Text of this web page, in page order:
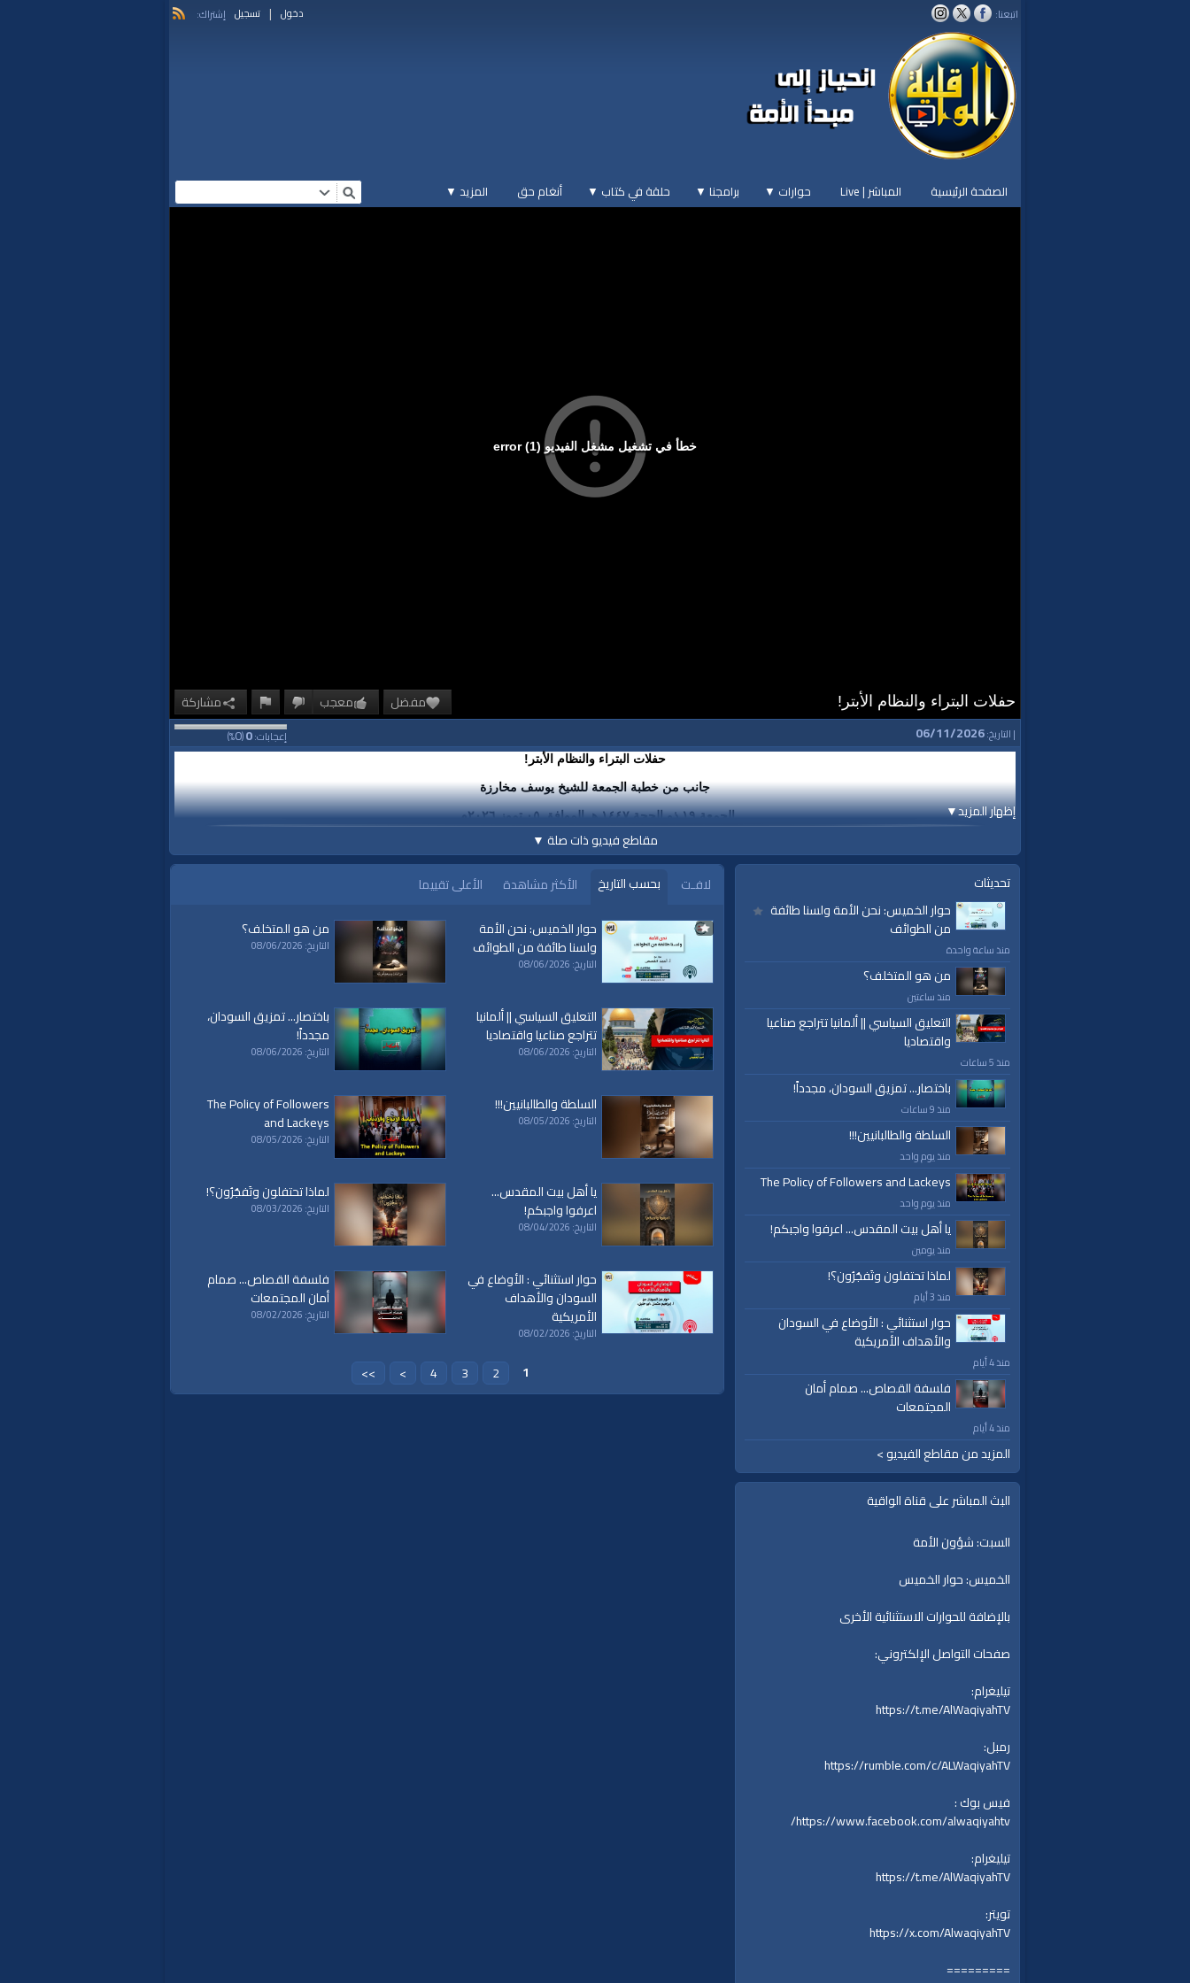
اتبعنا: دخول | تسجيل إشتراك:
الصفحة الرئيسية المباشر | Live حوارات ▼ برامجنا ▼ حلقة في كتاب ▼ أنغام حق المزيد ▼
خطأ في تشغيل مشغل الفيديو (1) error
مفضل معجب مشاركة
حفلات البتراء والنظام الأبتر!
إعجابات:0
(
0
%) | التاريخ:06/11/2026
إظهار المزيد▼
حفلات البتراء والنظام الأبتر!
جانب من خطبة الجمعة للشيخ يوسف مخارزة
الجمعة ١٩ ذو الحجة ١٤٤٧ هـ الموافق ٠٥ تموز ٢٠٢٦م
الفئات:
خطب ودروس
خطب ودروس
قنوات:
برامج الواقية
مقاطع فيديو ذات صلة ▼
تحديثات
حوار الخميس: نحن الأمة ولسنا طائفة
من الطوائف
منذ ساعة واحدة
من هو المتخلف؟
منذ ساعتين
التعليق السياسي || ألمانيا تتراجع صناعيا
واقتصاديا
منذ 5 ساعات
باختصار... تمزيق السودان، مجدداً!
منذ 9 ساعات
السلطة والطالبانيين!!!
منذ يوم واحد
The Policy of Followers and Lackeys
منذ يوم واحد
يا أهل بيت المقدس... اعرفوا واجبكم!
منذ يومين
لماذا تحتفلون وتَفجُرُون؟!
منذ 3 أيام
حوار استثنائي : الأوضاع في السودان
والأهداف الأمريكية
منذ 4 أيام
فلسفة القصاص... صمام أمان
المجتمعات
منذ 4 أيام
المزيد من مقاطع الفيديو >
البث المباشر على قناة الواقية
السبت: شؤون الأمة
الخميس: حوار الخميس
بالإضافة للحوارات الاستثنائية الأخرى
صفحات التواصل الإلكتروني:
تيليغرام:
https://t.me/AlWaqiyahTV
رمبل:
https://rumble.com/c/ALWaqiyahTV
فيس بوك :
https://www.facebook.com/alwaqiyahtv/
تيليغرام:
https://t.me/AlWaqiyahTV
تويتر:
https://x.com/AlwaqiyahTV
=========
لافـت بحسب التاريخ الأكثر مشاهدة
الأعلى تقييما
حوار الخميس: نحن الأمة
ولسنا طائفة من الطوائف
التاريخ: 08/06/2026
من هو المتخلف؟
التاريخ: 08/06/2026
التعليق السياسي || ألمانيا
تتراجع صناعيا واقتصاديا
التاريخ: 08/06/2026
باختصار... تمزيق السودان،
مجدداً!
التاريخ: 08/06/2026
السلطة والطالبانيين!!!
التاريخ: 08/05/2026
The Policy of Followers
and Lackeys
التاريخ: 08/05/2026
يا أهل بيت المقدس...
اعرفوا واجبكم!
التاريخ: 08/04/2026
لماذا تحتفلون وتَفجُرُون؟!
التاريخ: 08/03/2026
حوار استثنائي : الأوضاع في
السودان والأهداف
الأمريكية
التاريخ: 08/02/2026
فلسفة القصاص... صمام
أمان المجتمعات
التاريخ: 08/02/2026
1
2
3
4
>
>>